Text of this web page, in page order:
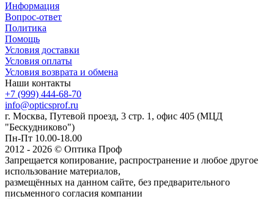
Информация
Вопрос-ответ
Политика
Помощь
Условия доставки
Условия оплаты
Условия возврата и обмена
Наши контакты
+7 (999) 444-68-70
info@opticsprof.ru
г. Москва, Путевой проезд, 3 стр. 1, офис 405 (МЦД
"Бескудниково")
Пн-Пт 10.00-18.00
2012 - 2026 © Оптика Проф
Запрещается копирование, распространение и любое другое
использование материалов,
размещённых на данном сайте, без предварительного
письменного согласия компании